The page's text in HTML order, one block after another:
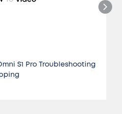
S1 Pro Troubleshooting